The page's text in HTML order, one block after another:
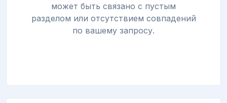
может быть связано с пустым
разделом или отсутствием совпадений
по вашему запросу.